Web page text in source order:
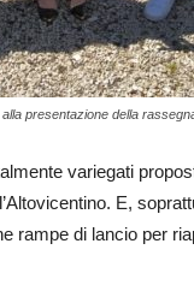
presentazione della
variegati
E,
rampe di lancio per